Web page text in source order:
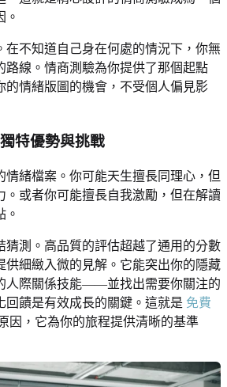
。
在不知道自己身在何處的情況下，你無
路線。情商測驗為你提供了那個起點
情緒版圖的機會，不受個人偏見影
特優勢與挑戰
情緒檔案。你可能天生擅長同理心，但
。或者你可能擅長自我激勵，但在解讀
。
猜測。高品質的評估超越了通用的分數
細緻入微的見解。它能突出你的隱藏
際關係技能——並找出需要你關注的
回饋是有效成長的關鍵。這就是 免費
因，它為你的旅程提供清晰的基準